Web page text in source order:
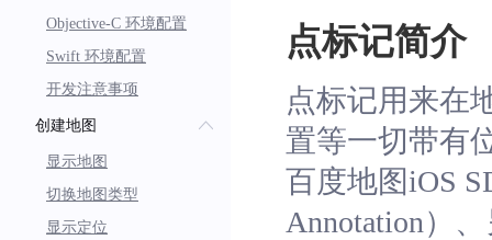
Objective-C 环境配置
Swift 环境配置
开发注意事项
创建地图
显示地图
切换地图类型
显示定位
点标记简介
点标记用来在
置等一切带有
百度地图iOS
Annotation）